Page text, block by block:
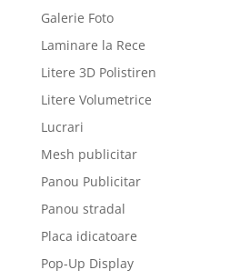
Galerie Foto
Laminare la Rece
Litere 3D Polistiren
Litere Volumetrice
Lucrari
Mesh publicitar
Panou Publicitar
Panou stradal
Placa idicatoare
Pop-Up Display